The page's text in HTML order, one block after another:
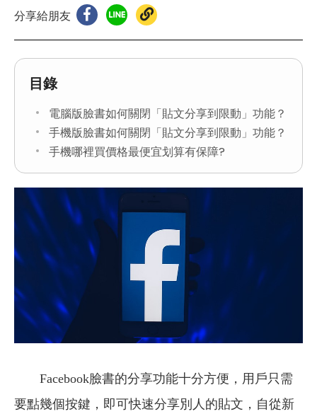
分享給朋友
目錄
電腦版臉書如何關閉「貼文分享到限動」功能？
手機版臉書如何關閉「貼文分享到限動」功能？
手機哪裡買價格最便宜划算有保障?
Facebook臉書的分享功能十分方便，用戶只需
要點幾個按鍵，即可快速分享別人的貼文，自從新